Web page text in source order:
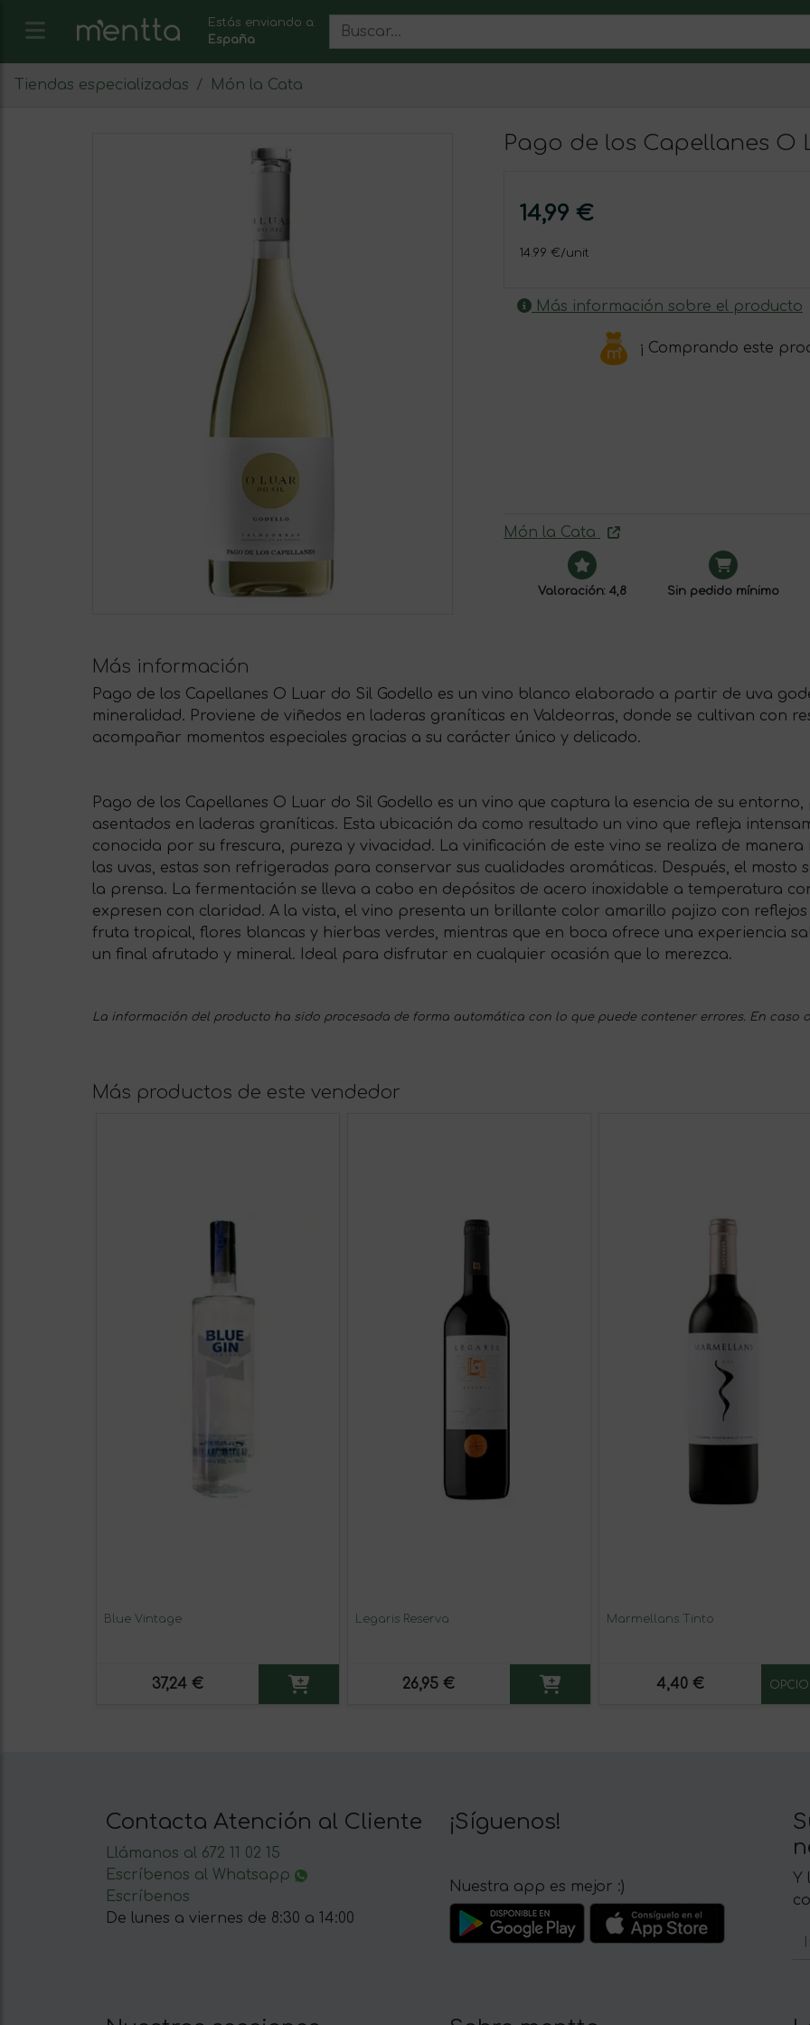
Estás enviando a:
España
Tiendas especializadas Món la Cata
Pago de los Capellanes O
14,99 €
14.99 €/unit
Más información sobre el producto
¡ Comprando este
Món la Cata
Valoración: 4,8 Sin pedido mínimo
Más información
Pago de los Capellanes O Luar do Sil Godello es un vino blanco elaborado a partir de uva
mineralidad. Proviene de viñedos en laderas graníticas en Valdeorras, donde se cultivan con
acompañar momentos especiales gracias a su carácter único y delicado.
Pago de los Capellanes O Luar do Sil Godello es un vino que captura la esencia de su
asentados en laderas graníticas. Esta ubicación da como resultado un vino que refleja
conocida por su frescura, pureza y vivacidad. La vinificación de este vino se realiza de manera
las uvas, estas son refrigeradas para conservar sus cualidades aromáticas. Después, el mosto
la prensa. La fermentación se lleva a cabo en depósitos de acero inoxidable a temperatura
expresen con claridad. A la vista, el vino presenta un brillante color amarillo pajizo con
fruta tropical, flores blancas y hierbas verdes, mientras que en boca ofrece una experiencia
un final afrutado y mineral. Ideal para disfrutar en cualquier ocasión que lo merezca.
La información del producto ha sido procesada de forma automática con lo que puede contener errores. En caso
Más productos de este vendedor
Blue Vintage
37,24 €
Legaris Reserva
26,95 €
Marmellans Tinto
4,40 €
Contacta Atención al Cliente
Llámanos al 672 11 02 15
Escríbenos al Whatsapp
Escríbenos
De lunes a viernes de 8:30 a 14:00
¡Síguenos!
Nuestra app es mejor :)
Y